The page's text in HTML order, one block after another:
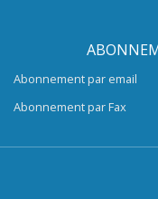
Abonnement par email
Abonnement par Fax